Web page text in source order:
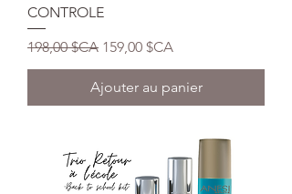
CONTROLE
Prix original
198,00 $CA Prix promotionnel
159,00 $CA
Ajouter au panier